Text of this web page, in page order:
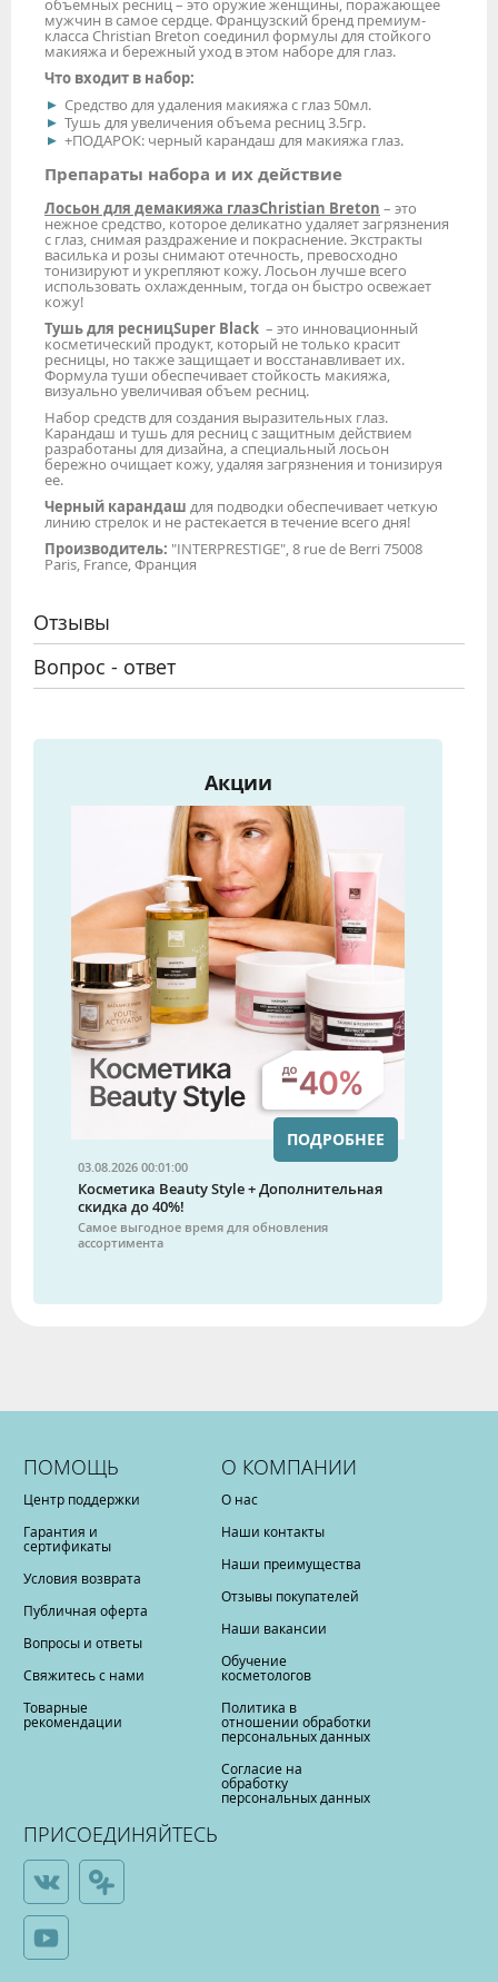
объемных ресниц – это оружие женщины, поражающее
мужчин в самое сердце. Французский бренд премиум-
класса Christian Breton соединил формулы для стойкого
макияжа и бережный уход в этом наборе для глаз.
Что входит в набор:
Средство для удаления макияжа с глаз 50мл.
Тушь для увеличения объема ресниц 3.5гр.
+ПОДАРОК: черный карандаш для макияжа глаз.
Препараты набора и их действие
Лосьон для демакияжа глазChristian Breton – это
нежное средство, которое деликатно удаляет загрязнения
с глаз, снимая раздражение и покраснение. Экстракты
василька и розы снимают отечность, превосходно
тонизируют и укрепляют кожу. Лосьон лучше всего
использовать охлажденным, тогда он быстро освежает
кожу!
Тушь для ресницSuper Black – это инновационный
косметический продукт, который не только красит
ресницы, но также защищает и восстанавливает их.
Формула туши обеспечивает стойкость макияжа,
визуально увеличивая объем ресниц.
Набор средств для создания выразительных глаз.
Карандаш и тушь для ресниц с защитным действием
разработаны для дизайна, а специальный лосьон
бережно очищает кожу, удаляя загрязнения и тонизируя
ее.
Черный карандаш для подводки обеспечивает четкую
линию стрелок и не растекается в течение всего дня!
Производитель: "INTERPRESTIGE", 8 rue de Berri 75008
Paris, France, Франция
Отзывы
Вопрос - ответ
Акции
03.08.2026 00:01:00
Косметика Beauty Style + Дополнительная
скидка до 40%!
Самое выгодное время для обновления
ассортимента
ПОДРОБНЕЕ
ПОМОЩЬ
Центр поддержки
Гарантия и
сертификаты
Условия возврата
Публичная оферта
Вопросы и ответы
Свяжитесь с нами
Товарные
рекомендации
О КОМПАНИИ
О нас
Наши контакты
Наши преимущества
Отзывы покупателей
Наши вакансии
Обучение
косметологов
Политика в
отношении обработки
персональных данных
Согласие на
обработку
персональных данных
ПРИСОЕДИНЯЙТЕСЬ